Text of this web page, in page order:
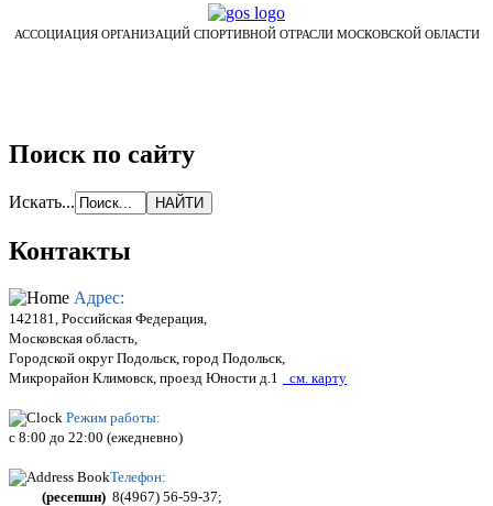
АССОЦИАЦИЯ ОРГАНИЗАЦИЙ СПОРТИВНОЙ ОТРАСЛИ МОСКОВСКОЙ ОБЛАСТИ
Поиск по сайту
Искать...
Контакты
Адрес:
142181, Российская Федерация,
Московская область,
Городской округ Подольск, город Подольск,
Микрорайон Климовск, проезд Юности д.1
см. карту
Режим работы:
c 8:00 до 22:00 (ежедневно)
Телефон:
(ресепшн) 8(4967) 56-59-37;